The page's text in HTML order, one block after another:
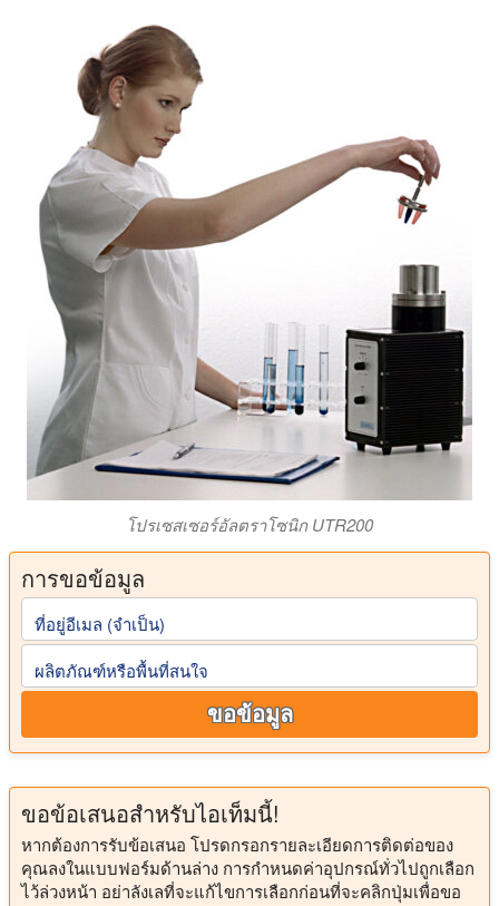
โปรเซสเซอร์อัลตราโซนิก UTR200
การขอข้อมูล
ที่อยู่อีเมล (จําเป็น)
ผลิตภัณฑ์หรือพื้นที่สนใจ
ขอข้อมูล
ขอข้อเสนอสําหรับไอเท็มนี้!
หากต้องการรับข้อเสนอ โปรดกรอกรายละเอียดการติดต่อของ
คุณลงในแบบฟอร์มด้านล่าง การกําหนดค่าอุปกรณ์ทั่วไปถูกเลือก
ไว้ล่วงหน้า อย่าลังเลที่จะแก้ไขการเลือกก่อนที่จะคลิกปุ่มเพื่อขอ